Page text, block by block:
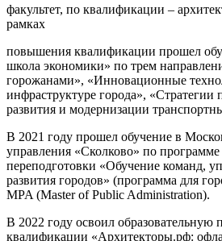
факультет, по квалификации –
рамках
повышения квалификации прошел
школа экономики» по трем
горожанами», «Инновационные
инфраструктуре города», «Стратегии
развития и модернизации
В 2021 году прошел обучение в
управления «Сколково» по
переподготовки «Обучение команд,
развития городов» (программа для
MPA (Master of Public Administration).
В 2022 году освоил
квалификации «Архитекторы.рф: